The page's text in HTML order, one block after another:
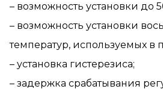
– возможность установки до
– возможность установки
температур, используемых в
– установка гистерезиса;
– задержка срабатывания